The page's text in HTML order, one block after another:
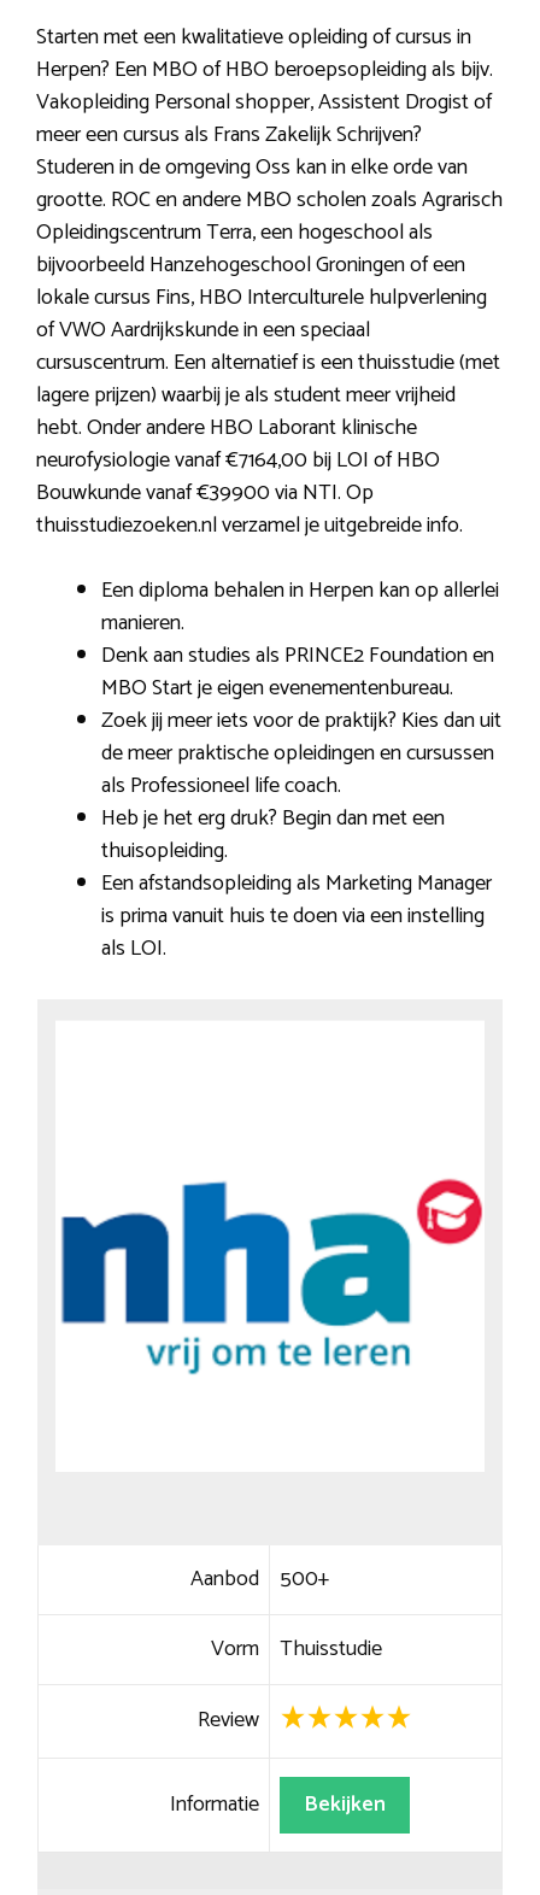
Starten met een kwalitatieve opleiding of cursus in
Herpen? Een MBO of HBO beroepsopleiding als bijv.
Vakopleiding Personal shopper, Assistent Drogist of
meer een cursus als Frans Zakelijk Schrijven?
Studeren in de omgeving Oss kan in elke orde van
grootte. ROC en andere MBO scholen zoals Agrarisch
Opleidingscentrum Terra, een hogeschool als
bijvoorbeeld Hanzehogeschool Groningen of een
lokale cursus Fins, HBO Interculturele hulpverlening
of VWO Aardrijkskunde in een speciaal
cursuscentrum. Een alternatief is een thuisstudie (met
lagere prijzen) waarbij je als student meer vrijheid
hebt. Onder andere HBO Laborant klinische
neurofysiologie vanaf €7164,00 bij LOI of HBO
Bouwkunde vanaf €39900 via NTI. Op
thuisstudiezoeken.nl verzamel je uitgebreide info.
Een diploma behalen in Herpen kan op allerlei
manieren.
Denk aan studies als PRINCE2 Foundation en
MBO Start je eigen evenementenbureau.
Zoek jij meer iets voor de praktijk? Kies dan uit
de meer praktische opleidingen en cursussen
als Professioneel life coach.
Heb je het erg druk? Begin dan met een
thuisopleiding.
Een afstandsopleiding als Marketing Manager
is prima vanuit huis te doen via een instelling
als LOI.
Aanbod 500+
Vorm Thuisstudie
Review
Informatie Bekijken